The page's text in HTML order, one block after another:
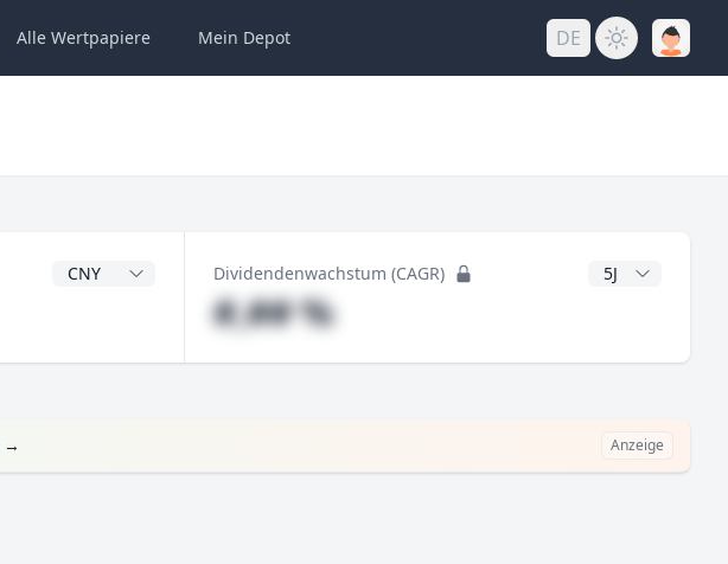
Alle Wertpapiere Mein Depot DE
DividendenwährungDividendenwachstum (CAGR) CAGR Jahre
#,## %
→ Anzeige